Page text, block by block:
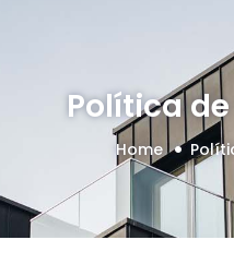
Política
Home